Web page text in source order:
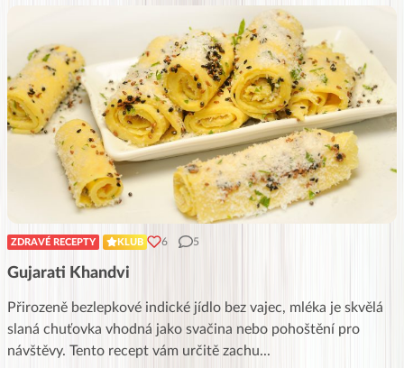
ZDRAVÉ RECEPTY KLUB 6 5
Gujarati Khandvi
Přirozeně bezlepkové indické jídlo bez vajec, mléka je skvělá
slaná chuťovka vhodná jako svačina nebo pohoštění pro
návštěvy. Tento recept vám určitě zachu...